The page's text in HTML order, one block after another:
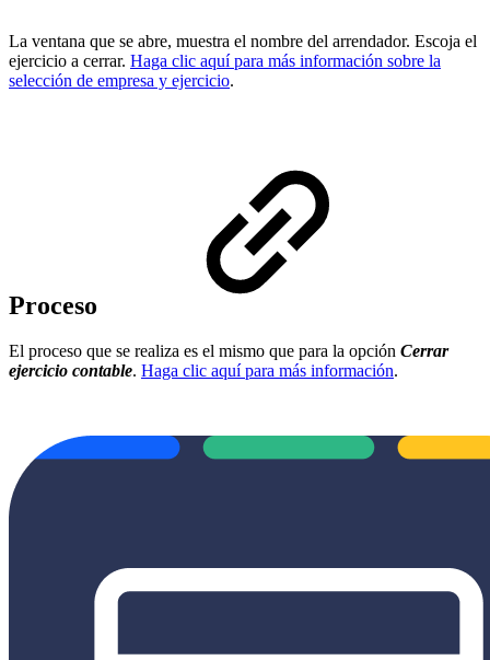
La ventana que se abre, muestra el nombre del arrendador. Escoja el
ejercicio a cerrar. Haga clic aquí para más información sobre la
selección de empresa y ejercicio.
Proceso
El proceso que se realiza es el mismo que para la opción Cerrar
ejercicio contable. Haga clic aquí para más información.